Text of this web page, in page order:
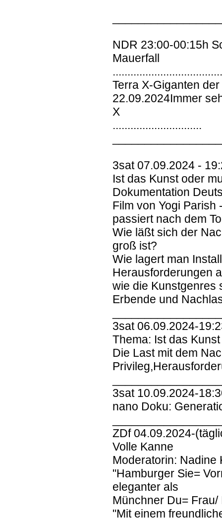
NDR 23:00-00:15h
Mauerfall
Terra X-Giganten
22.09.2024Immer
X
..............................
3sat 07.09.2024 -
Ist das Kunst oder
Dokumentation
Film von Yogi
passiert nach dem
Wie läßt sich der
groß ist?
Wie lagert man
Herausforderungen
wie die Kunstgenres
Erbende und
3sat 06.09.2024-
Thema: Ist das
Die Last mit dem
3sat 10.09.2024-
nano Doku:
ZDf 04.09.2024-
Volle Kanne
Moderatorin: Nadine
"Hamburger Sie=
eleganter als
Münchner Du= Frau/
"Mit einem